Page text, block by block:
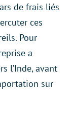
de frais liés
ces
Pour
a
l’Inde, avant
sur